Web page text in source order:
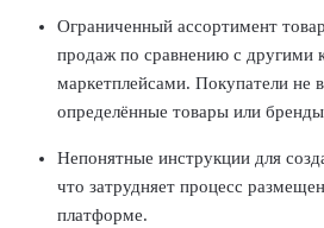
Ограниченный ассортимент
продаж по сравнению с другими
маркетплейсами. Покупатели не
определённые товары или
Непонятные инструкции для
что затрудняет процесс
платформе.